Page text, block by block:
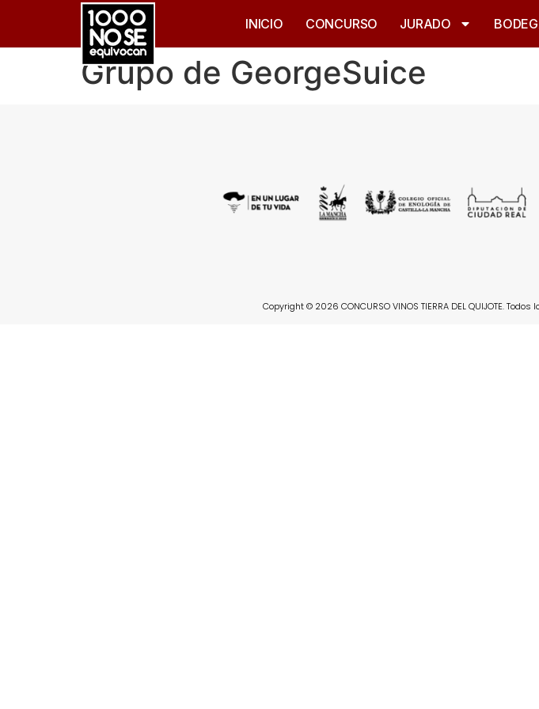
INICIO CONCURSO JURADO
Grupo de GeorgeSuice
Copyright © 2026 CONCURSO VINOS TIERRA DEL QUIJOTE.